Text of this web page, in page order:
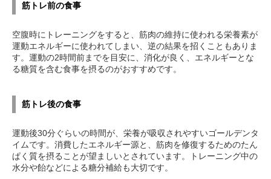
筋トレ前の食事
空腹時にトレーニングをすると、筋肉の維持に使われる栄養素が
運動エネルギーに使われてしまい、逆の結果を招くこともありま
す。運動の2時間前までを目安に、消化が良く、エネルギーとな
る糖質を含む食事を摂るのがおすすめです。
筋トレ後の食事
運動後30分ぐらいの時間が、栄養が吸収されやすいゴールデンタ
イムです。消費したエネルギー源と、筋肉を修復するためのたん
ぱく質を摂ることが望ましいとされています。トレーニング中の
水分や飴などによる糖分補給も大切です。